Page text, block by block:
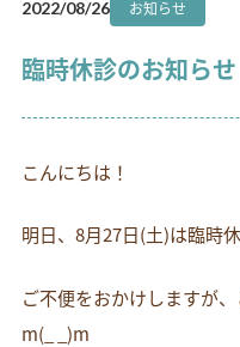
2022/08/26 お知らせ
臨時休診のお知らせ
こんにちは！
明日、8月27日(土)は臨時
ご不便をおかけしますが
m(_ _)m